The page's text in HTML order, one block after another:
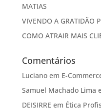
MATIAS
VIVENDO A GRATIDÃO
COMO ATRAIR MAIS
Comentários
Lucianoem E-
Samuel Machado Lima
DEISIRRE em Ética